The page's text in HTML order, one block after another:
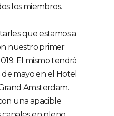
los miembros.
que estamos a
nuestro primer
El mismo tendrá
de mayo en el Hotel
Amsterdam.
una apacible